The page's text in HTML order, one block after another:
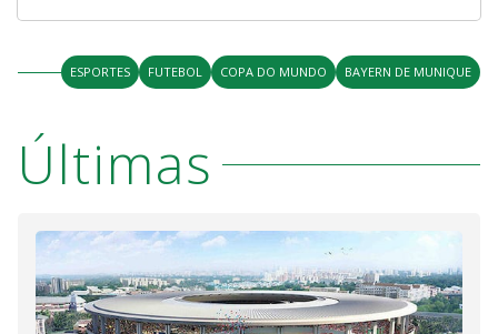
ESPORTES FUTEBOL COPA DO MUNDO BAYERN DE MUNIQUE
Últimas